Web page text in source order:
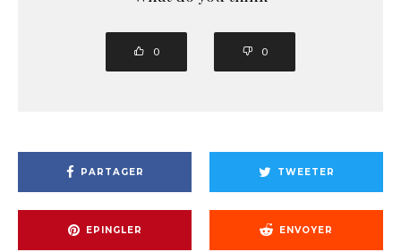
0 0
PARTAGER TWEETER
EPINGLER ENVOYER